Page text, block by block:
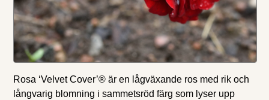
Rosa ‘Velvet Cover’® är en lågväxande ros med rik och
långvarig blomning i sammetsröd färg som lyser upp